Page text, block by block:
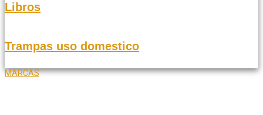
Libros
Trampas uso domestico
MARCAS